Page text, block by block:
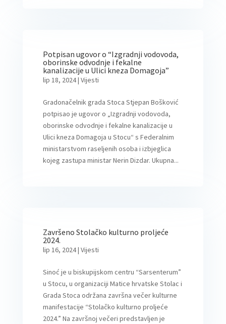
Potpisan ugovor o “Izgradnji vodovoda,
oborinske odvodnje i fekalne
kanalizacije u Ulici kneza Domagoja”
lip 18, 2024| Vijesti
Gradonačelnik grada Stoca Stjepan Bošković
potpisao je ugovor o „Izgradnji vodovoda,
oborinske odvodnje i fekalne kanalizacije u
Ulici kneza Domagoja u Stocu“ s Federalnim
ministarstvom raseljenih osoba i izbjeglica
kojeg zastupa ministar Nerin Dizdar. Ukupna...
Završeno Stolačko kulturno proljeće
2024.
lip 16, 2024| Vijesti
Sinoć je u biskupijskom centru “Sarsenterum”
u Stocu, u organizaciji Matice hrvatske Stolac i
Grada Stoca održana završna večer kulturne
manifestacije “Stolačko kulturno proljeće
2024.” Na završnoj večeri predstavljen je